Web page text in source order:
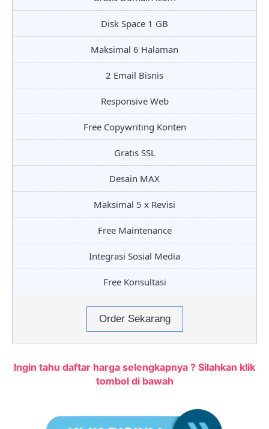
Disk Space 1 GB
Maksimal 6 Halaman
2 Email Bisnis
Responsive Web
Free Copywriting Konten
Gratis SSL
Desain MAX
Maksimal 5 x Revisi
Free Maintenance
Integrasi Sosial Media
Free Konsultasi
Order Sekarang
Ingin tahu daftar harga selengkapnya ? Silahkan klik
tombol di bawah